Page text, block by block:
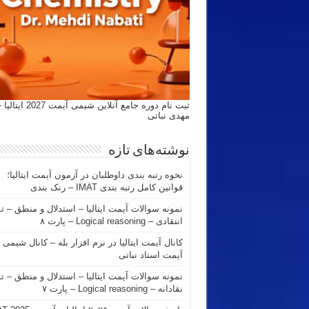
ثبت نام دوره جامع
مهدی نباتی
نوشته‌های تازه
نحوه رتبه بندی داوطلبان در آزمون آیمت ایتالیا؛
قوانین کامل رتبه بندی IMAT – رنک بندی
نمونه سوالات آیمت ایتالیا – استدلال و منطق –
انتقادی – Logical reasoning – پارت ۸
کانال آیمت ایتالیا در نرم افزار بله – کانال شیمی
آیمت استاد نباتی
نمونه سوالات آیمت ایتالیا – استدلال و منطق –
نقادانه – Logical reasoning – پارت ۷